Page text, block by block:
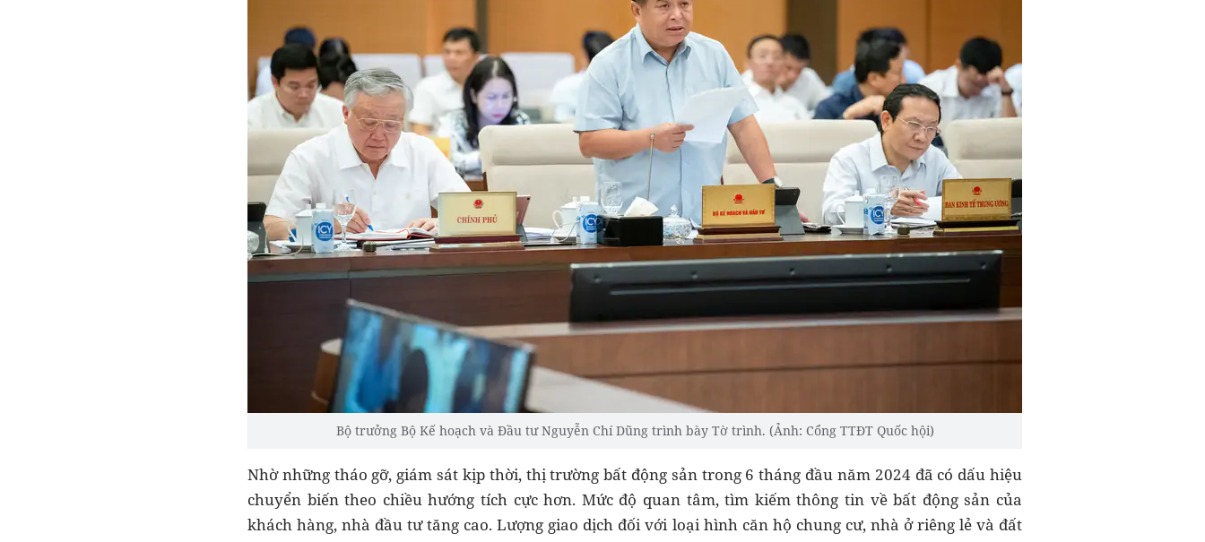
Bộ trưởng Bộ Kế hoạch và Đầu tư Nguyễn Chí Dũng trình bày Tờ trình. (Ảnh: Cổng TTĐT Quốc hội)
Nhờ những tháo gỡ, giám sát kịp thời, thị trường bất động sản trong 6 tháng đầu năm 2024 đã có dấu hiệu
chuyển biến theo chiều hướng tích cực hơn. Mức độ quan tâm, tìm kiếm thông tin về bất động sản của
khách hàng, nhà đầu tư tăng cao. Lượng giao dịch đối với loại hình căn hộ chung cư, nhà ở riêng lẻ và đất